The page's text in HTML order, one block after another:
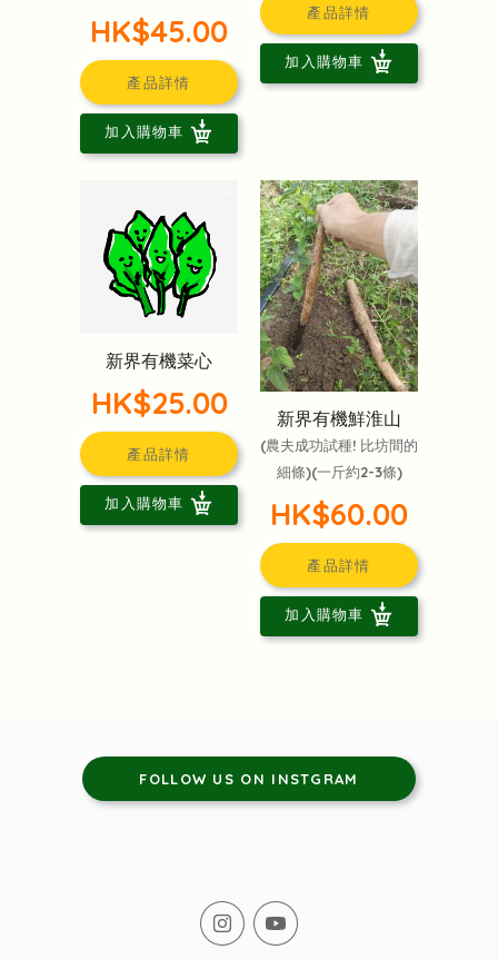
HK$45.00
產品詳情
加入購物車
產品詳情
加入購物車
新界有機菜心
HK$25.00
產品詳情
加入購物車
新界有機鮮淮山
(農夫成功試種! 比坊間的
細條)(一斤約2-3條)
HK$60.00
產品詳情
加入購物車
FOLLOW US ON INSTGRAM